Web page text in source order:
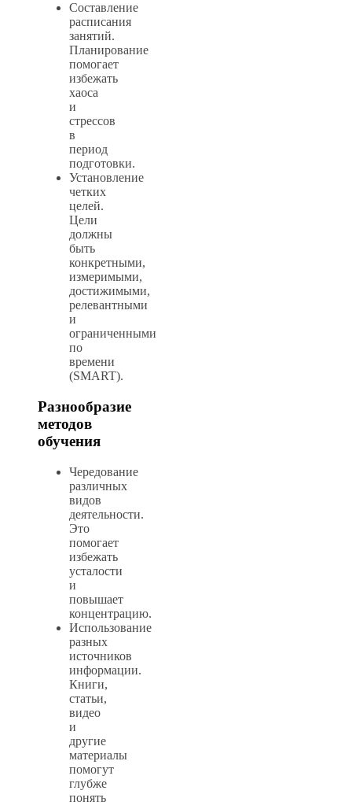
Составление
расписания
занятий.
Планирование
помогает
избежать
хаоса
и
стрессов
в
период
подготовки.
Установление
четких
целей.
Цели
должны
быть
конкретными,
измеримыми,
достижимыми,
релевантными
и
ограниченными
по
времени
(SMART).
Разнообразие
методов
обучения
Чередование
различных
видов
деятельности.
Это
помогает
избежать
усталости
и
повышает
концентрацию.
Использование
разных
источников
информации.
Книги,
статьи,
видео
и
другие
материалы
помогут
глубже
понять